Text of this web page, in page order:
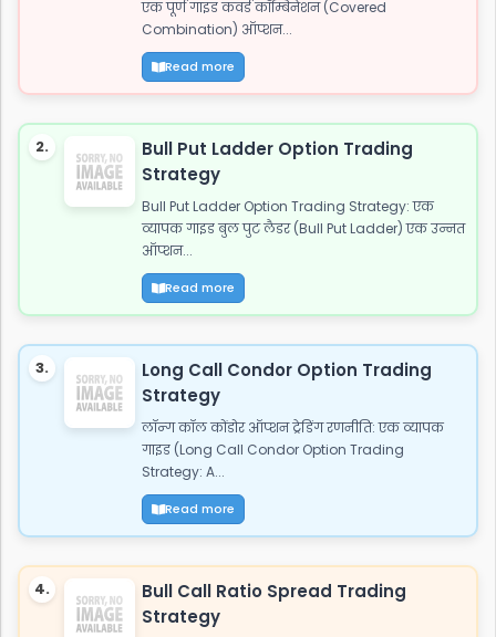
एक पूर्ण गाइड कवर्ड कॉम्बिनेशन (Covered
Combination) ऑप्शन...
Read more
2.
Bull Put Ladder Option Trading
Strategy
Bull Put Ladder Option Trading Strategy: एक
व्यापक गाइड बुल पुट लैडर (Bull Put Ladder) एक उन्नत
ऑप्शन...
Read more
3.
Long Call Condor Option Trading
Strategy
लॉन्ग कॉल कोंडोर ऑप्शन ट्रेडिंग रणनीति: एक व्यापक
गाइड (Long Call Condor Option Trading
Strategy: A...
Read more
4.
Bull Call Ratio Spread Trading
Strategy